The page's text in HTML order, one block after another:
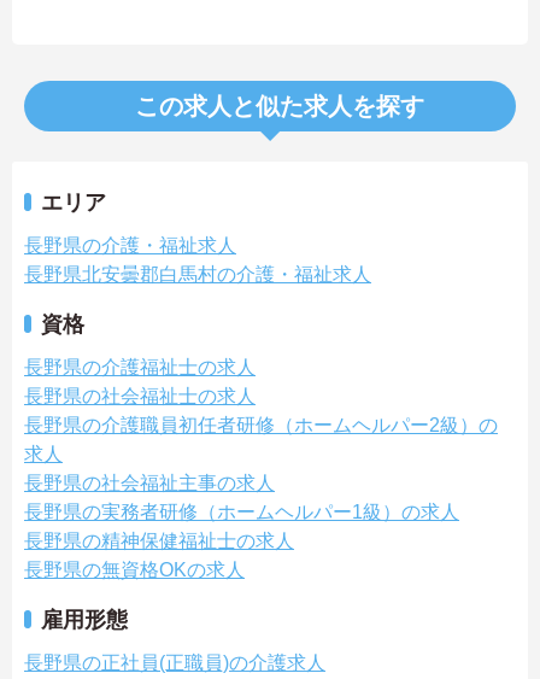
この求人と似た求人を探す
エリア
長野県の介護・福祉求人
長野県北安曇郡白馬村の介護・福祉求人
資格
長野県の介護福祉士の求人
長野県の社会福祉士の求人
長野県の介護職員初任者研修（ホームヘルパー2級）の
求人
長野県の社会福祉主事の求人
長野県の実務者研修（ホームヘルパー1級）の求人
長野県の精神保健福祉士の求人
長野県の無資格OKの求人
雇用形態
長野県の正社員(正職員)の介護求人